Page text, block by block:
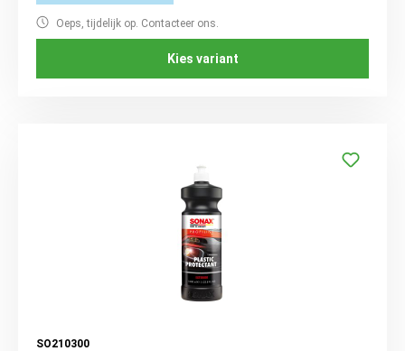
Oeps, tijdelijk op. Contacteer ons.
Kies variant
SO210300